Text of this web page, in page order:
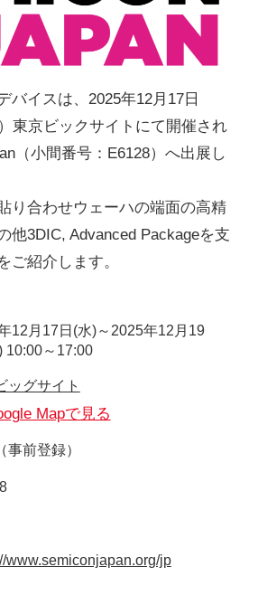
バイスは、2025年12月17日
東京ビックサイトにて開催され
（小間番号：E6128）へ出展し
り合わせウェーハの端面の高精
他3DIC,Advanced Packageを支
ご紹介します。
12月17日(水)～2025年12月19
10:00～17:00
ッグサイト
Mapで見る
事前登録）
www.semiconjapan.org/jp